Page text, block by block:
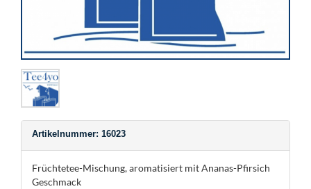
Artikelnummer: 16023
Früchtetee-Mischung, aromatisiert mit Ananas-Pfirsich
Geschmack